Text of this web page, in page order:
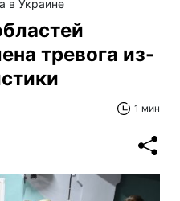
в Украине
тревога из-
1 мин